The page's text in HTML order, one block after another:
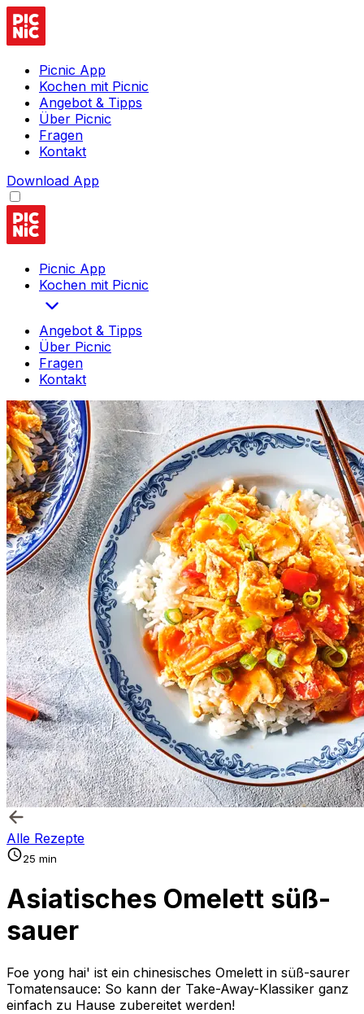
Picnic App
Kochen mit Picnic
Angebot & Tipps
Über Picnic
Fragen
Kontakt
Download App
Picnic App
Kochen mit Picnic
Angebot & Tipps
Über Picnic
Fragen
Kontakt
Alle Rezepte
25 min
Asiatisches Omelett süß-
sauer
Foe yong hai' ist ein chinesisches Omelett in süß-saurer
Tomatensauce: So kann der Take-Away-Klassiker ganz
einfach zu Hause zubereitet werden!